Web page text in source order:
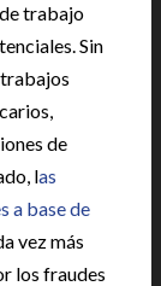
trabajo
Sin
de
las
a base de
vez más
los fraudes